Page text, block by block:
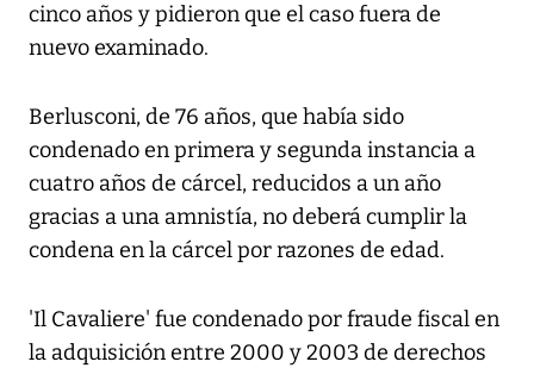
cinco años y pidieron que el caso fuera de
nuevo examinado.
Berlusconi, de 76 años, que había sido
condenado en primera y segunda instancia a
cuatro años de cárcel, reducidos a un año
gracias a una amnistía, no deberá cumplir la
condena en la cárcel por razones de edad.
'Il Cavaliere' fue condenado por fraude fiscal en
la adquisición entre 2000 y 2003 de derechos